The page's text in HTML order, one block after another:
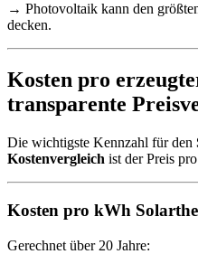
→ Photovoltaik kann den
decken.
Kosten pro
transparente
Die wichtigste Kennzahl für den
Kostenvergleich ist der Preis
Kosten pro kWh
Gerechnet über 20 Jahre: